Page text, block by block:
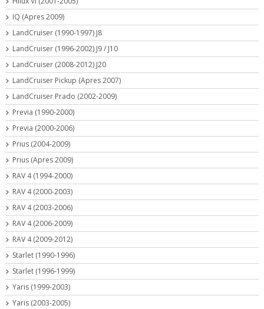
IQ (Apres 2009)
LandCruiser (1990-1997) J8
LandCruiser (1996-2002) J9 / J10
LandCruiser (2008-2012) J20
LandCruiser Pickup (Apres 2007)
LandCruiser Prado (2002-2009)
Previa (1990-2000)
Previa (2000-2006)
Prius (2004-2009)
Prius (Apres 2009)
RAV 4 (1994-2000)
RAV 4 (2000-2003)
RAV 4 (2003-2006)
RAV 4 (2006-2009)
RAV 4 (2009-2012)
Starlet (1990-1996)
Starlet (1996-1999)
Yaris (1999-2003)
Yaris (2003-2005)